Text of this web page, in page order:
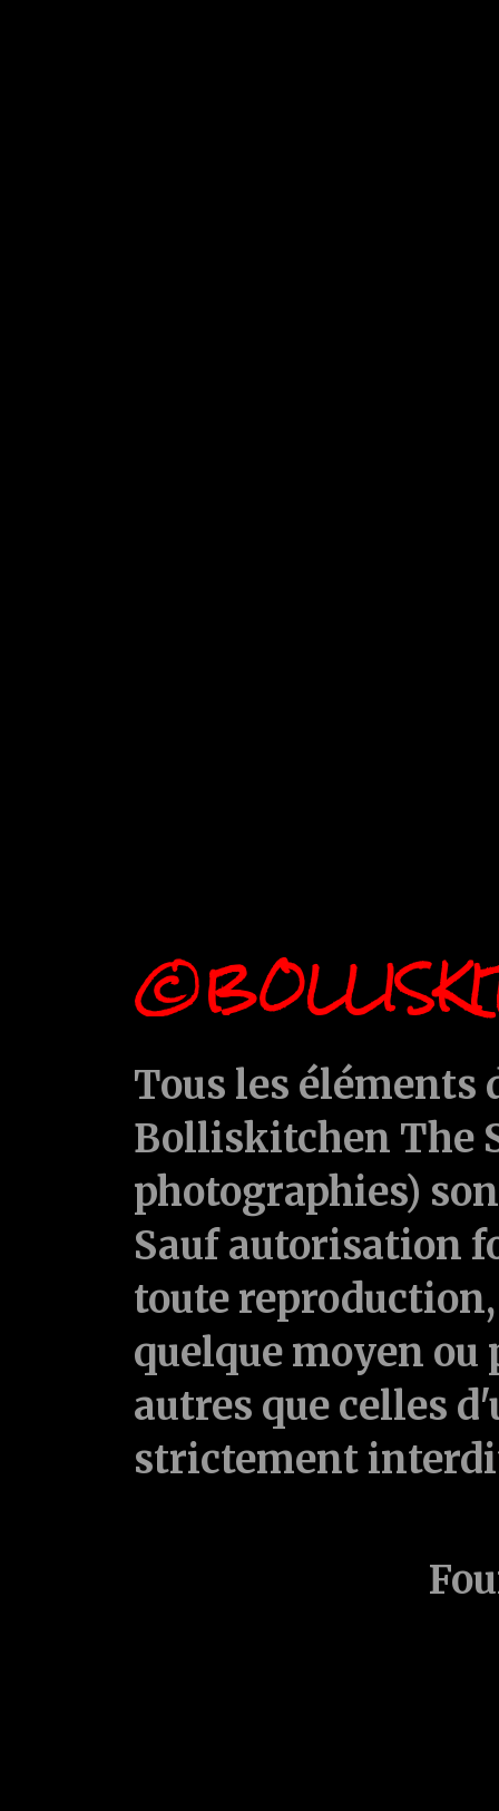
Tous les
Bolliskitchen The
photographies)
Sauf autorisation
toute
quelque moyen ou
autres que celles
strictement